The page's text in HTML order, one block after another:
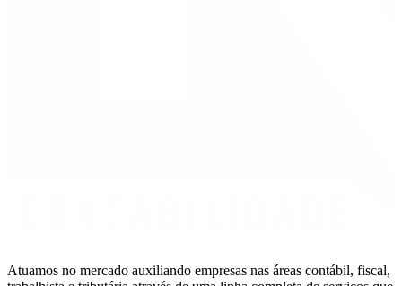
Atuamos no mercado auxiliando empresas nas áreas contábil, fiscal,